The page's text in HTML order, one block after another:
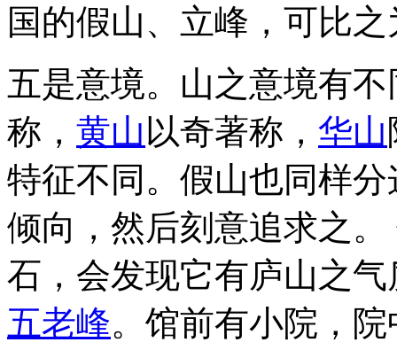
国的假山、立峰，可比
五是意境。山之意境有
称， 黄山以奇著称， 华山
特征不同。假山也同样
倾向，然后刻意追求之
石，会发现它有庐山之
五老峰。馆前有小院，